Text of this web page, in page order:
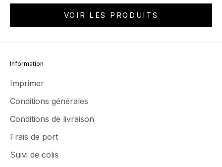
VOIR LES PRODUITS
Information
Imprimer
Conditions générales
Conditions de livraison
Frais de port
Suivi de colis